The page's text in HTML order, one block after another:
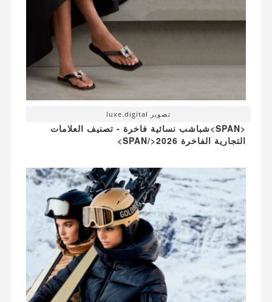
تصوير luxe.digital
<SPAN>شباشب نسائية فاخرة - تصنيف العلامات
التجارية الفاخرة 2026</SPAN>